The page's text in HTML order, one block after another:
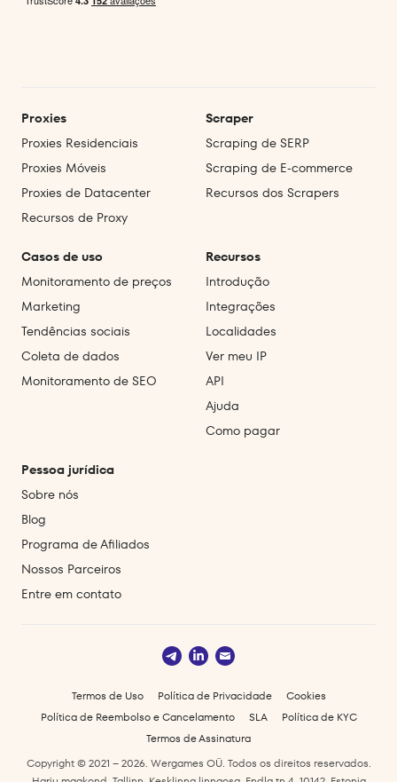
Proxies
Proxies Residenciais
Proxies Móveis
Proxies de Datacenter
Recursos de Proxy
Scraper
Scraping de SERP
Scraping de E‑commerce
Recursos dos Scrapers
Casos de uso
Monitoramento de preços
Marketing
Tendências sociais
Coleta de dados
Monitoramento de SEO
Recursos
Introdução
Integrações
Localidades
Ver meu IP
API
Ajuda
Como pagar
Pessoa jurídica
Sobre nós
Blog
Programa de Afiliados
Nossos Parceiros
Entre em contato
Termos de Uso Política de Privacidade
Cookies
Política de Reembolso e Cancelamento
SLA
Política de KYC
Termos de Assinatura
Copyright © 2021 – 2026. Wergames OÜ. Todos os direitos reservados.